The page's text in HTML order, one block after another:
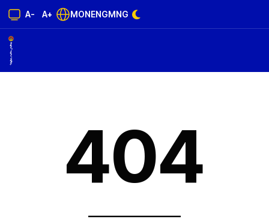
A- A+ MONENGMNG
404
______________